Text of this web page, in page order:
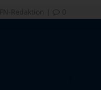
FN-Redaktion
0